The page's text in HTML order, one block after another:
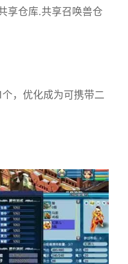
享仓库.共享召唤兽仓
，优化成为可携带二